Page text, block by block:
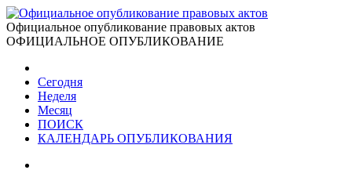
Официальное опубликование правовых актов
ОФИЦИАЛЬНОЕ ОПУБЛИКОВАНИЕ
Сегодня
Неделя
Месяц
ПОИСК
КАЛЕНДАРЬ ОПУБЛИКОВАНИЯ